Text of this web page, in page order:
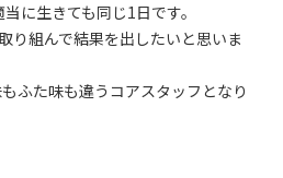
に生きても同じ1日です。
り組んで結果を出したいと思いま
ふた味も違うコアスタッフとなり